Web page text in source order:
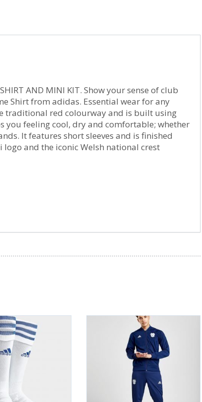
SHIRT AND MINI KIT. Show your sense of club
Shirt from adidas. Essential wear for any
traditional red colourway and is built using
you feeling cool, dry and comfortable; whether
It features short sleeves and is finished
and the iconic Welsh national crest